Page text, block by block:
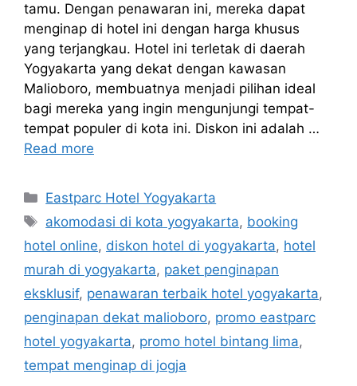
tamu. Dengan penawaran ini, mereka dapat
menginap di hotel ini dengan harga khusus
yang terjangkau. Hotel ini terletak di daerah
Yogyakarta yang dekat dengan kawasan
Malioboro, membuatnya menjadi pilihan ideal
bagi mereka yang ingin mengunjungi tempat-
tempat populer di kota ini. Diskon ini adalah …
Read more
Categories
Eastparc Hotel Yogyakarta
Tags
akomodasi di kota yogyakarta, booking
hotel online, diskon hotel di yogyakarta, hotel
murah di yogyakarta, paket penginapan
eksklusif, penawaran terbaik hotel yogyakarta,
penginapan dekat malioboro, promo eastparc
hotel yogyakarta, promo hotel bintang lima,
tempat menginap di jogja